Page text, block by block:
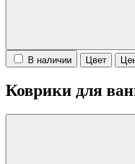
В наличии
Цвет
Коврики для